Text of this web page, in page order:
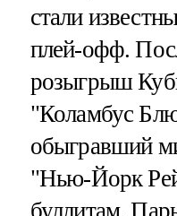
стали
плей-офф.
розыгрыш
"Коламбус
обыгравший
"Нью-Йорк